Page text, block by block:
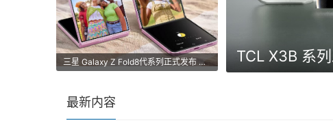
三星 Galaxy Z Fold8代系列正式发布 Galaxy Z Fold8以新形态重构AI使用体验
从舱驾融合到具身驾驶，千里科技用全栈闭环重新定义 “AI + 车” 变革
最新内容